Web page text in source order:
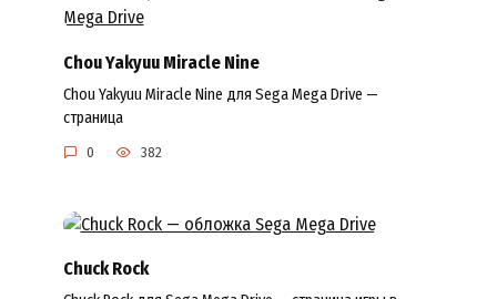
Chou Yakyuu Miracle Nine
Chou Yakyuu Miracle Nine для Sega Mega Drive —
страница
0 382
Chuck Rock